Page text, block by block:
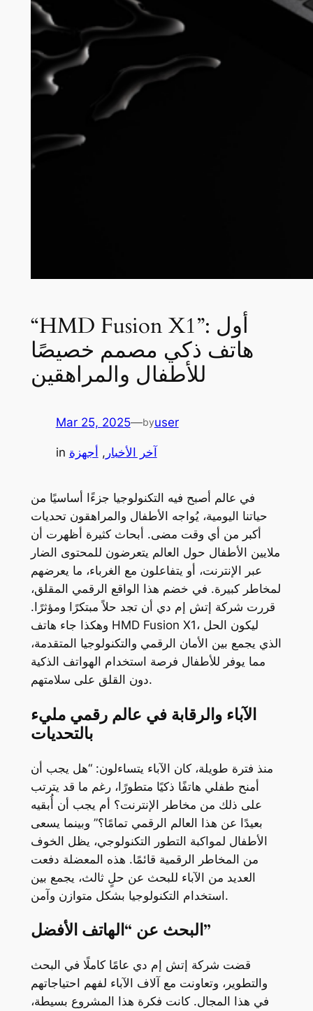
“HMD Fusion X1”: أول
هاتف ذكي مصمم خصيصًا
للأطفال والمراهقين
Mar 25, 2025—byuser
in آخر الأخبار , أجهزة
في عالم أصبح فيه التكنولوجيا جزءًا أساسيًا من
حياتنا اليومية، يُواجه الأطفال والمراهقون تحديات
أكبر من أي وقت مضى. أبحاث كثيرة أظهرت أن
ملايين الأطفال حول العالم يتعرضون للمحتوى الضار
عبر الإنترنت، أو يتفاعلون مع الغرباء، ما يعرضهم
لمخاطر كبيرة. في خضم هذا الواقع الرقمي المقلق،
قررت شركة إتش إم دي أن تجد حلاً مبتكرًا ومؤثرًا.
وهكذا جاء هاتف HMD Fusion X1، ليكون الحل
الذي يجمع بين الأمان الرقمي والتكنولوجيا المتقدمة،
مما يوفر للأطفال فرصة استخدام الهواتف الذكية
دون القلق على سلامتهم.
الآباء والرقابة في عالم رقمي مليء
بالتحديات
منذ فترة طويلة، كان الآباء يتساءلون: “هل يجب أن
أمنح طفلي هاتفًا ذكيًا متطورًا، رغم ما قد يترتب
على ذلك من مخاطر الإنترنت؟ أم يجب أن أُبقيه
بعيدًا عن هذا العالم الرقمي تمامًا؟” وبينما يسعى
الأطفال لمواكبة التطور التكنولوجي، يظل الخوف
من المخاطر الرقمية قائمًا. هذه المعضلة دفعت
العديد من الآباء للبحث عن حلٍ ثالث، يجمع بين
استخدام التكنولوجيا بشكل متوازن وآمن.
البحث عن “الهاتف الأفضل”
قضت شركة إتش إم دي عامًا كاملًا في البحث
والتطوير، وتعاونت مع آلاف الآباء لفهم احتياجاتهم
في هذا المجال. كانت فكرة هذا المشروع بسيطة،